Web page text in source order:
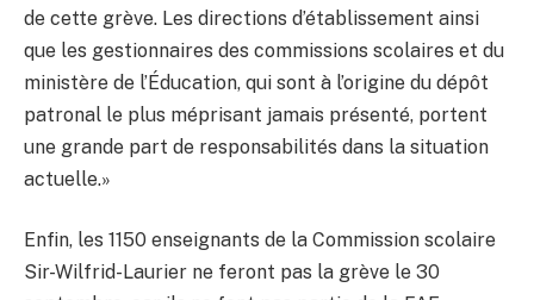
de cette grève. Les directions d’établissement ainsi
que les gestionnaires des commissions scolaires et du
ministère de l’Éducation, qui sont à l’origine du dépôt
patronal le plus méprisant jamais présenté, portent
une grande part de responsabilités dans la situation
actuelle.»
Enfin, les 1150 enseignants de la Commission scolaire
Sir-Wilfrid-Laurier ne feront pas la grève le 30